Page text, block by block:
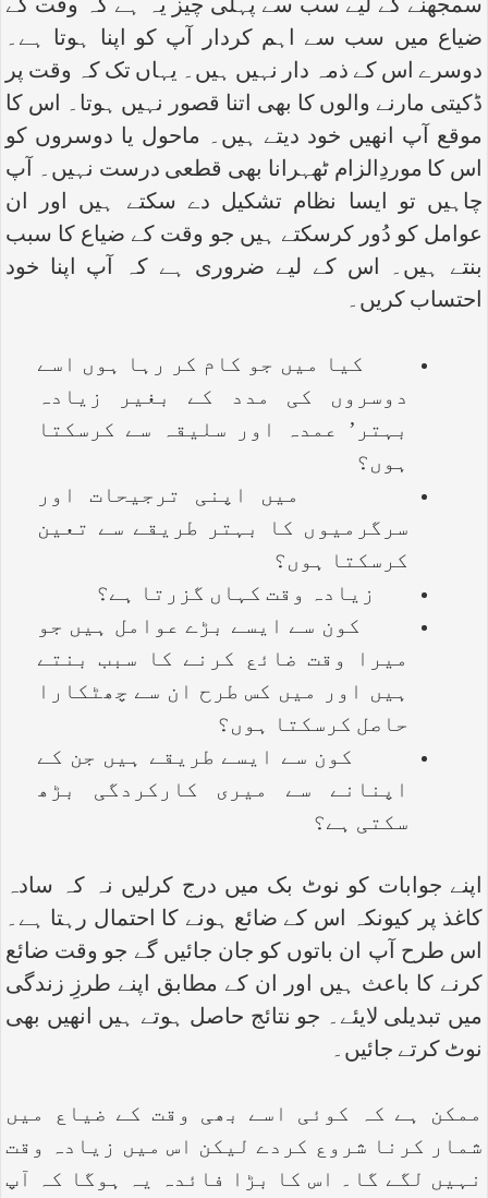
سمجھنے کے لیے سب سے پہلی چیز یہ ہے کہ وقت کے
ضیاع میں سب سے اہم کردار آپ کو اپنا ہوتا ہے۔
دوسرے اس کے ذمہ دار نہیں ہیں۔ یہاں تک کہ وقت پر
ڈکیتی مارنے والوں کا بھی اتنا قصور نہیں ہوتا۔ اس کا
موقع آپ انھیں خود دیتے ہیں۔ ماحول یا دوسروں کو
اس کا موردِالزام ٹھہرانا بھی قطعی درست نہیں۔ آپ
چاہیں تو ایسا نظام تشکیل دے سکتے ہیں اور ان
عوامل کو دُور کرسکتے ہیں جو وقت کے ضیاع کا سبب
بنتے ہیں۔ اس کے لیے ضروری ہے کہ آپ اپنا خود
احتساب کریں۔
کیا میں جو کام کر رہا ہوں اسے
دوسروں کی مدد کے بغیر زیادہ
بہتر’ عمدہ اور سلیقہ سے کرسکتا
ہوں؟
میں اپنی ترجیحات اور
سرگرمیوں کا بہتر طریقے سے تعین
کرسکتا ہوں؟
زیادہ وقت کہاں گزرتا ہے؟
کون سے ایسے بڑے عوامل ہیں جو
میرا وقت ضائع کرنے کا سبب بنتے
ہیں اور میں کس طرح ان سے چھٹکارا
حاصل کرسکتا ہوں؟
کون سے ایسے طریقے ہیں جن کے
اپنانے سے میری کارکردگی بڑھ
سکتی ہے؟
اپنے جوابات کو نوٹ بک میں درج کرلیں نہ کہ سادہ
کاغذ پر کیونکہ اس کے ضائع ہونے کا احتمال رہتا ہے۔
اس طرح آپ ان باتوں کو جان جائیں گے جو وقت ضائع
کرنے کا باعث ہیں اور ان کے مطابق اپنے طرزِ زندگی
میں تبدیلی لایئے۔ جو نتائج حاصل ہوتے ہیں انھیں بھی
نوٹ کرتے جائیں۔
ممکن ہے کہ کوئی اسے بھی وقت کے ضیاع میں
شمار کرنا شروع کردے لیکن اس میں زیادہ وقت
نہیں لگے گا۔ اس کا بڑا فائدہ یہ ہوگا کہ آپ